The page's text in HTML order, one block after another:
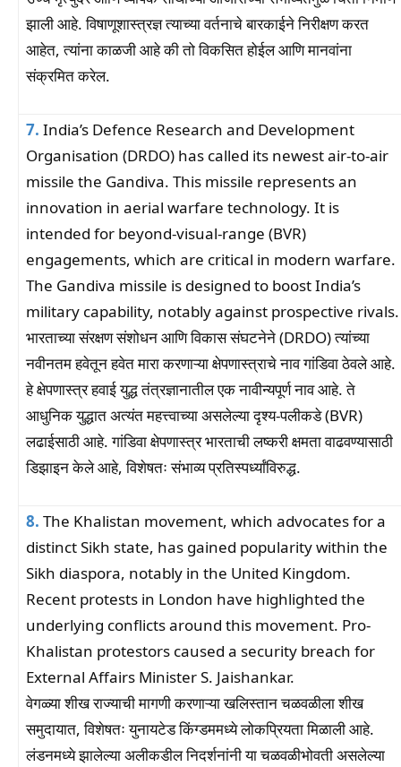
झाली आहे. विषाणूशास्त्रज्ञ त्याच्या वर्तनाचे बारकाईने निरीक्षण करत
आहेत, त्यांना काळजी आहे की तो विकसित होईल आणि मानवांना
संक्रमित करेल.
7. India’s Defence Research and Development
Organisation (DRDO) has called its newest air-to-air
missile the Gandiva. This missile represents an
innovation in aerial warfare technology. It is
intended for beyond-visual-range (BVR)
engagements, which are critical in modern warfare.
The Gandiva missile is designed to boost India’s
military capability, notably against prospective rivals.
भारताच्या संरक्षण संशोधन आणि विकास संघटनेने (DRDO) त्यांच्या
नवीनतम हवेतून हवेत मारा करणाऱ्या क्षेपणास्त्राचे नाव गांडिवा ठेवले आहे.
हे क्षेपणास्त्र हवाई युद्ध तंत्रज्ञानातील एक नावीन्यपूर्ण नाव आहे. ते
आधुनिक युद्धात अत्यंत महत्त्वाच्या असलेल्या दृश्य-पलीकडे (BVR)
लढाईसाठी आहे. गांडिवा क्षेपणास्त्र भारताची लष्करी क्षमता वाढवण्यासाठी
डिझाइन केले आहे, विशेषतः संभाव्य प्रतिस्पर्ध्यांविरुद्ध.
8. The Khalistan movement, which advocates for a
distinct Sikh state, has gained popularity within the
Sikh diaspora, notably in the United Kingdom.
Recent protests in London have highlighted the
underlying conflicts around this movement. Pro-
Khalistan protestors caused a security breach for
External Affairs Minister S. Jaishankar.
वेगळ्या शीख राज्याची मागणी करणाऱ्या खलिस्तान चळवळीला शीख
समुदायात, विशेषतः युनायटेड किंग्डममध्ये लोकप्रियता मिळाली आहे.
लंडनमध्ये झालेल्या अलीकडील निदर्शनांनी या चळवळीभोवती असलेल्या